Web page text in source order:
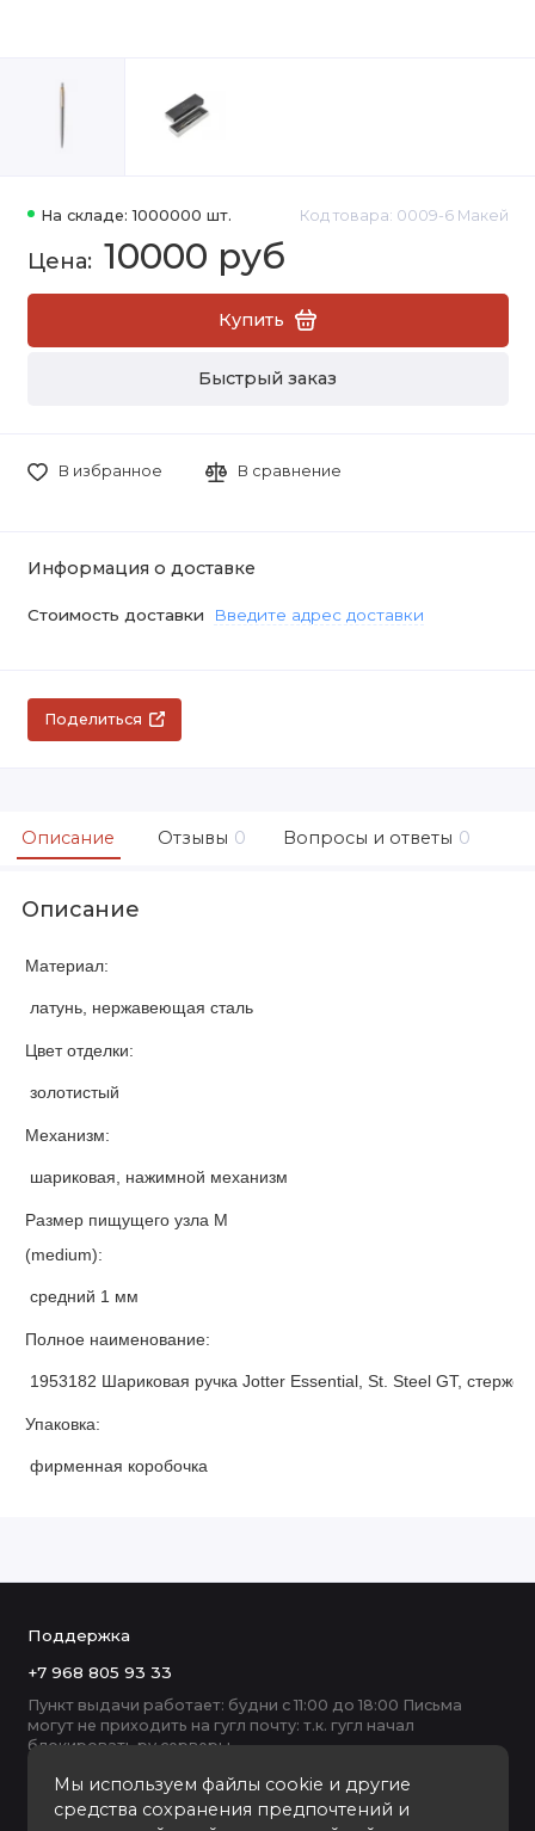
На складе: 1000000 шт. Код товара: 0009-6 Макей
10000 руб
Купить
Быстрый заказ
В избранное В сравнение
Информация о доставке
Стоимость доставки Введите адрес доставки
Поделиться
Описание Отзывы 0 Вопросы и ответы 0
Описание
Материал:
латунь, нержавеющая сталь
Цвет отделки:
золотистый
Механизм:
шариковая, нажимной механизм
Размер пищущего узла М
(medium):
средний 1 мм
Полное наименование:
1953182 Шариковая ручка Jotter Essential, St. Steel GT,
Упаковка:
фирменная коробочка
Мы используем файлы cookie и другие
средства сохранения предпочтений и
Поддержка
+7 968 805 93 33
Пункт выдачи работает: будни с 11:00 до 18:00 Письма
могут не приходить на гугл почту: т.к. гугл начал
блокировать ру серверы